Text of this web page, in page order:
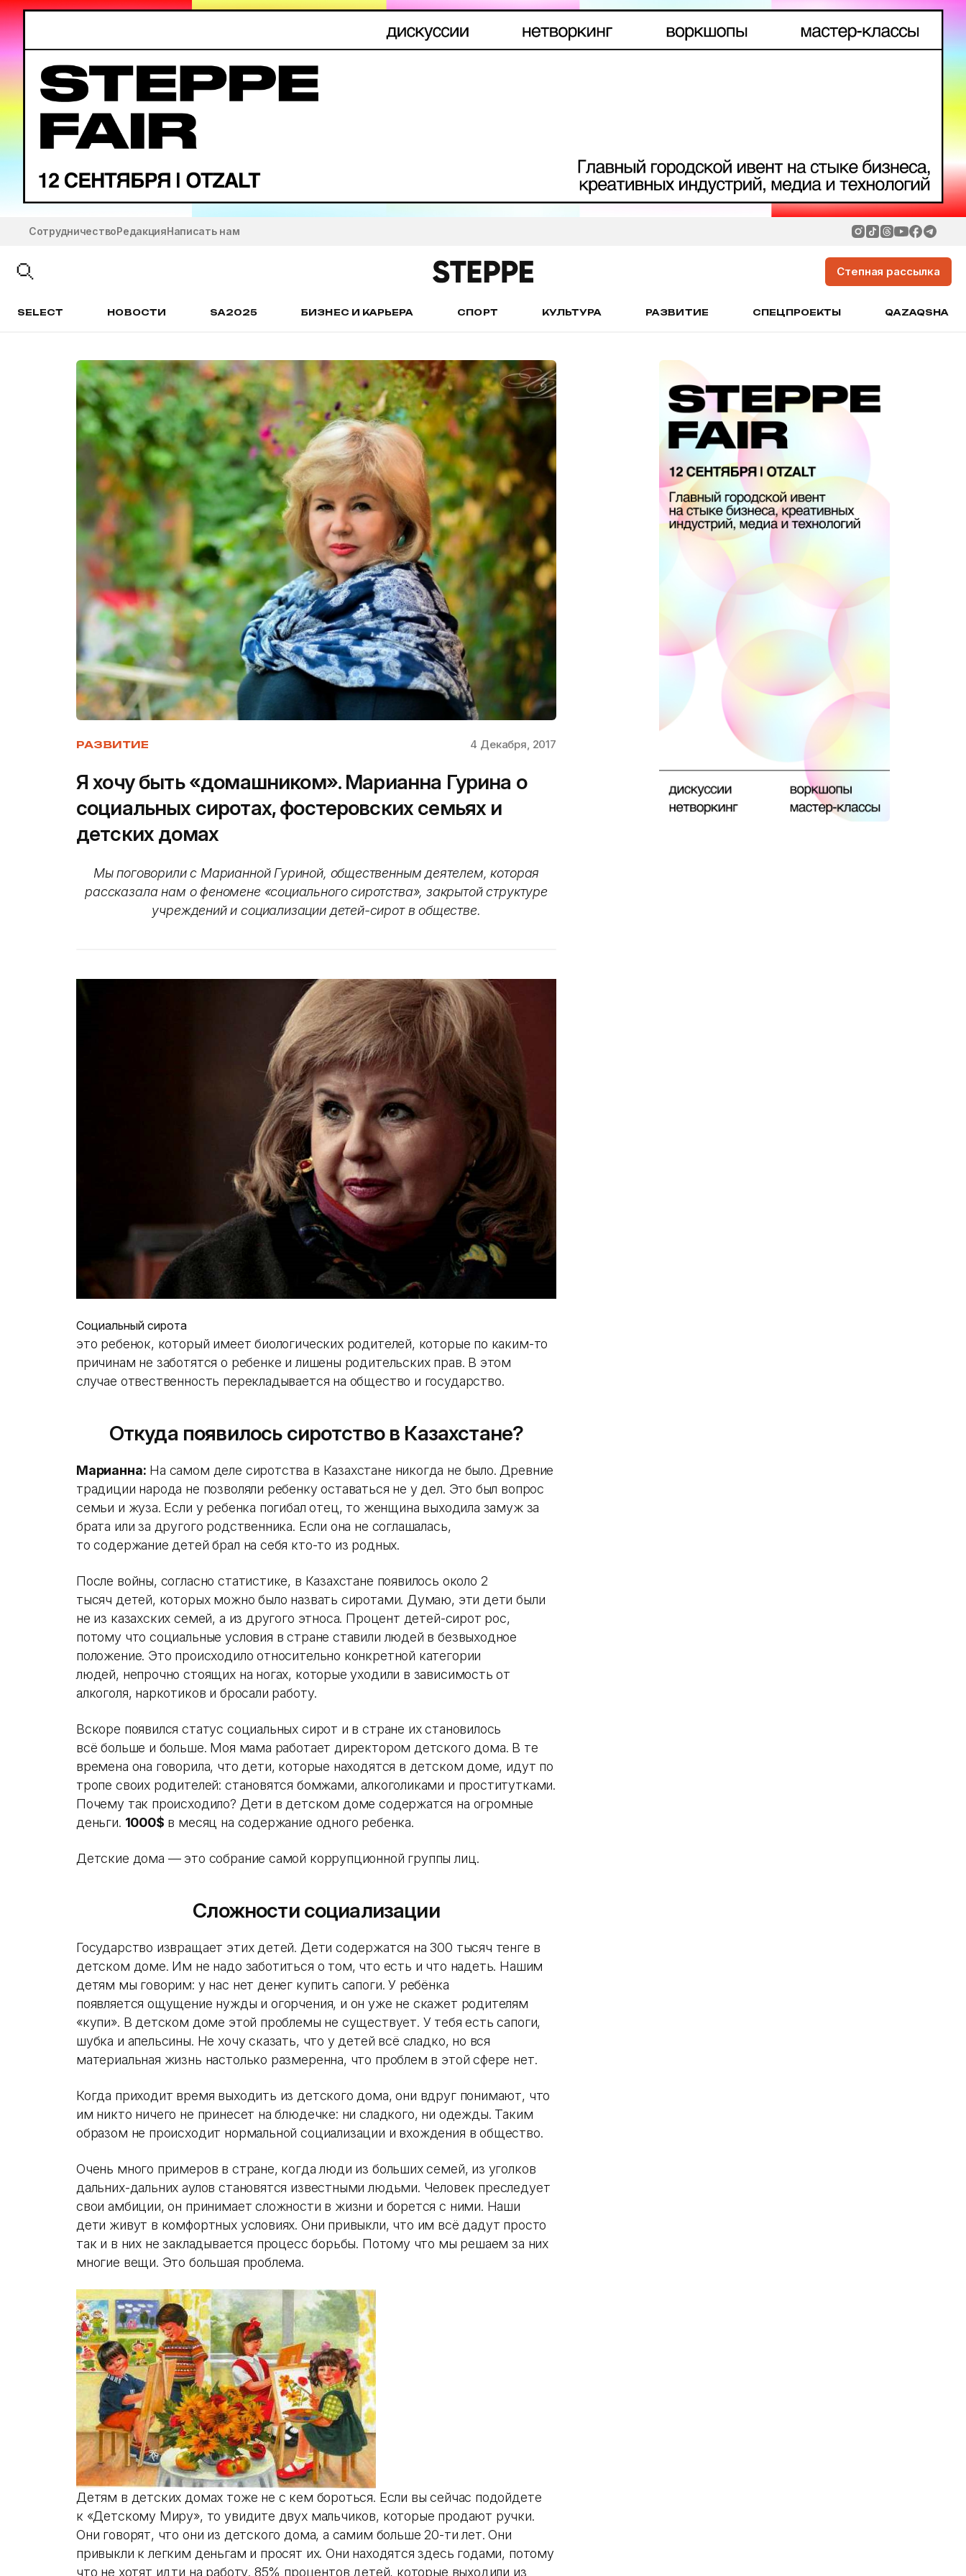
СотрудничествоРедакцияНаписать нам
Степная рассылка
SELECT НОВОСТИ SA2025 БИЗНЕС И КАРЬЕРА СПОРТ КУЛЬТУРА РАЗВИТИЕ СПЕЦПРОЕКТЫ QAZAQSHA
РАЗВИТИЕ 4 Декабря, 2017
Я хочу быть «домашником». Марианна Гурина о
социальных сиротах, фостеровских семьях и
детских домах
Мы поговорили с Марианной Гуриной, общественным деятелем, которая
рассказала нам о феномене «социального сиротства», закрытой структуре
учреждений и социализации детей-сирот в обществе.
Социальный сирота
это ребенок, который имеет биологических родителей, которые по каким-то
причинам не заботятся о ребенке и лишены родительских прав. В этом
случае отвественность перекладывается на общество и государство.
Откуда появилось сиротство в Казахстане?
Марианна: На самом деле сиротства в Казахстане никогда не было. Древние
традиции народа не позволяли ребенку оставаться не у дел. Это был вопрос
семьи и жуза. Если у ребенка погибал отец, то женщина выходила замуж за
брата или за другого родственника. Если она не соглашалась,
то содержание детей брал на себя кто-то из родных.
После войны, согласно статистике, в Казахстане появилось около 2
тысяч детей, которых можно было назвать сиротами. Думаю, эти дети были
не из казахских семей, а из другого этноса. Процент детей-сирот рос,
потому что социальные условия в стране ставили людей в безвыходное
положение. Это происходило относительно конкретной категории
людей, непрочно стоящих на ногах, которые уходили в зависимость от
алкоголя, наркотиков и бросали работу.
Вскоре появился статус социальных сирот и в стране их становилось
всё больше и больше. Моя мама работает директором детского дома. В те
времена она говорила, что дети, которые находятся в детском доме, идут по
тропе своих родителей: становятся бомжами, алкоголиками и проститутками.
Почему так происходило? Дети в детском доме содержатся на огромные
деньги. 1000$ в месяц на содержание одного ребенка.
Детские дома — это собрание самой коррупционной группы лиц.
Сложности социализации
Государство извращает этих детей. Дети содержатся на 300 тысяч тенге в
детском доме. Им не надо заботиться о том, что есть и что надеть. Нашим
детям мы говорим: у нас нет денег купить сапоги. У ребёнка
появляется ощущение нужды и огорчения, и он уже не скажет родителям
«купи». В детском доме этой проблемы не существует. У тебя есть сапоги,
шубка и апельсины. Не хочу сказать, что у детей всё сладко, но вся
материальная жизнь настолько размеренна, что проблем в этой сфере нет.
Когда приходит время выходить из детского дома, они вдруг понимают, что
им никто ничего не принесет на блюдечке: ни сладкого, ни одежды. Таким
образом не происходит нормальной социализации и вхождения в общество.
Очень много примеров в стране, когда люди из больших семей, из уголков
дальних-дальних аулов становятся известными людьми. Человек преследует
свои амбиции, он принимает сложности в жизни и борется с ними. Наши
дети живут в комфортных условиях. Они привыкли, что им всё дадут просто
так и в них не закладывается процесс борьбы. Потому что мы решаем за них
многие вещи. Это большая проблема.
Детям в детских домах тоже не с кем бороться. Если вы сейчас подойдете
к «Детскому Миру», то увидите двух мальчиков, которые продают ручки.
Они говорят, что они из детского дома, а самим больше 20-ти лет. Они
привыкли к легким деньгам и просят их. Они находятся здесь годами, потому
что не хотят идти на работу. 85% процентов детей, которые выходили из